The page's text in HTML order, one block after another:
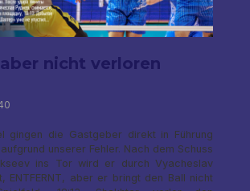
nicht verloren
gingen die Gastgeber direkt in Führung
aufgrund unserer Fehler. Nach dem Schuss
ins Tor wird er durch Vyacheslav
ENTFERNT, aber er bringt den Ball nicht